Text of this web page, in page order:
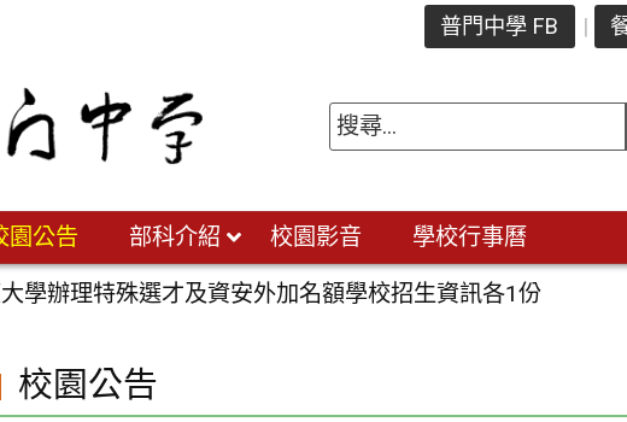
普門中學 FB
園公告 部科介紹 校園影音 學校行事曆
學辦理特殊選才及資安外加名額學校招生資訊各1份
校園公告